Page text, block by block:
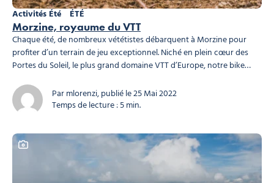
Morzine, royaume du VTT
Activités Été
ÉTÉ
Chaque été, de nombreux vététistes débarquent à Morzine pour
profiter d’un terrain de jeu exceptionnel. Niché en plein cœur des
Portes du Soleil, le plus grand domaine VTT d’Europe, notre bike
et ceux qui pratiquent le VTT, et ce à différents niveaux. Le Morzine...
Par mlorenzi, publié le 25 Mai 2022
Temps de lecture : 5 min.
Ce contenu contient une galerie photo